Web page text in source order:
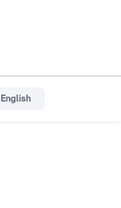
English